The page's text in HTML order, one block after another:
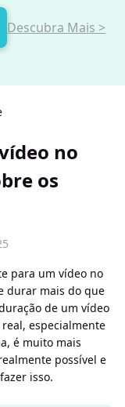
Descubra Mais >
no
os
para um vídeo no
durar mais do que
de um vídeo
especialmente
é muito mais
possível e
isso.